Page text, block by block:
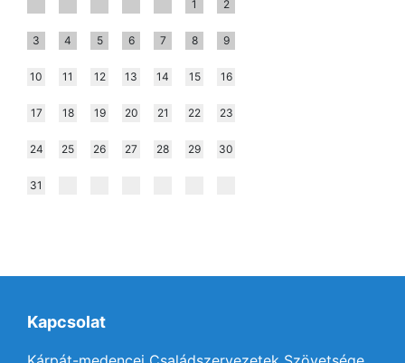
1 2
3 4 5 6 7 8 9
10 11 12 13 14 15 16
17 18 19 20 21 22 23
24 25 26 27 28 29 30
31
Kapcsolat